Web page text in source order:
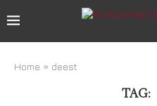
Home » deest
TAG: